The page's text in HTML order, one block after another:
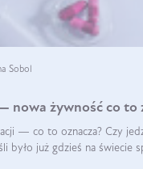
Sobol
nowa żywność co to
— co to oznacza? Czy
było już gdzieś na świecie